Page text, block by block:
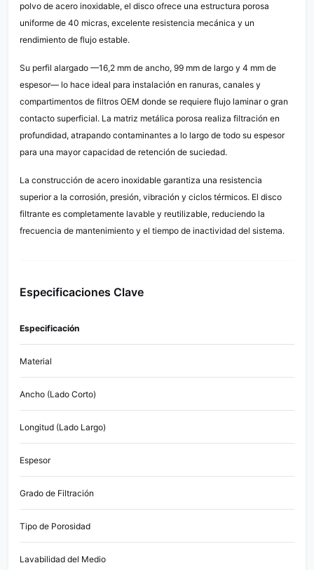
polvo de acero inoxidable, el disco ofrece una estructura porosa
uniforme de 40 micras, excelente resistencia mecánica y un
rendimiento de flujo estable.
Su perfil alargado —16,2 mm de ancho, 99 mm de largo y 4 mm de
espesor— lo hace ideal para instalación en ranuras, canales y
compartimentos de filtros OEM donde se requiere flujo laminar o gran
contacto superficial. La matriz metálica porosa realiza filtración en
profundidad, atrapando contaminantes a lo largo de todo su espesor
para una mayor capacidad de retención de suciedad.
La construcción de acero inoxidable garantiza una resistencia
superior a la corrosión, presión, vibración y ciclos térmicos. El disco
filtrante es completamente lavable y reutilizable, reduciendo la
frecuencia de mantenimiento y el tiempo de inactividad del sistema.
Especificaciones Clave
Especificación
Material
Ancho (Lado Corto)
Longitud (Lado Largo)
Espesor
Grado de Filtración
Tipo de Porosidad
Lavabilidad del Medio